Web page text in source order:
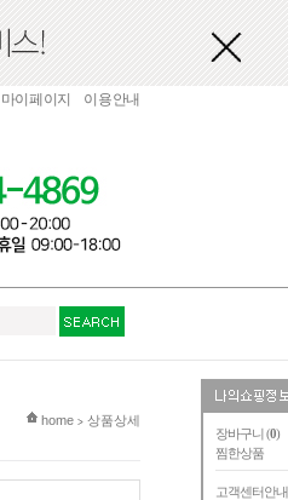
장바구니 (0)
찜한상품
고객센터안내
마이페이지 이용안내
현재 위치
home > 상품상세